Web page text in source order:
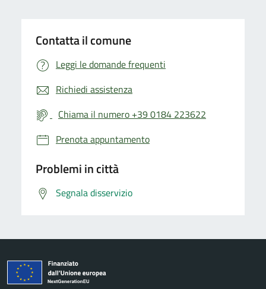
Contatta il comune
Leggi le domande frequenti
Richiedi assistenza
Chiama il numero +39 0184 223622
Prenota appuntamento
Problemi in città
Segnala disservizio